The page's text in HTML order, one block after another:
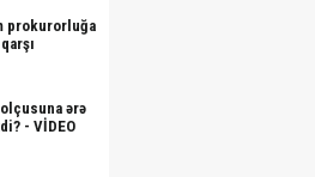
prokurorluğa
ərə
- VİDEO